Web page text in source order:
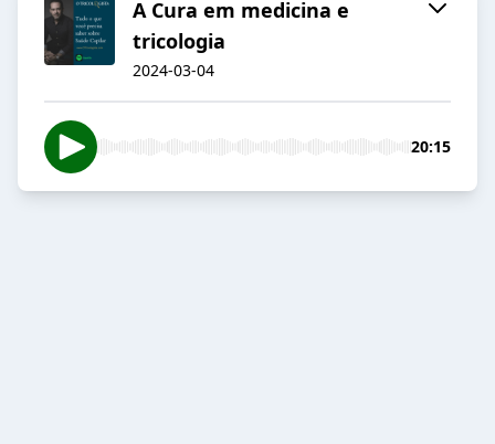
A Cura em medicina e
tricologia
2024-03-04
20:15